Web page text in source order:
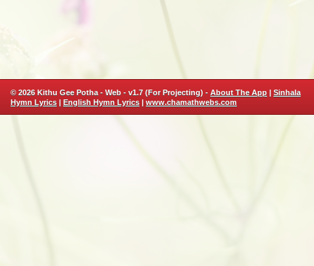
© 2026 Kithu Gee Potha - Web - v1.7 (For Projecting) - About The App | Sinhala
Hymn Lyrics | English Hymn Lyrics | www.chamathwebs.com